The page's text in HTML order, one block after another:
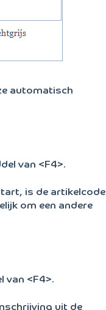
automatisch
van <F4>.
is de artikelcode
om een andere
van <F4>.
uit de